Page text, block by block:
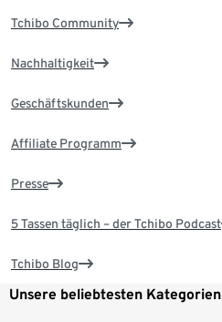
Tchibo Community
Nachhaltigkeit
Geschäftskunden
Affiliate Programm
Presse
5 Tassen täglich – der Tchibo Podcast
Tchibo Blog
Unsere beliebtesten Kategorien